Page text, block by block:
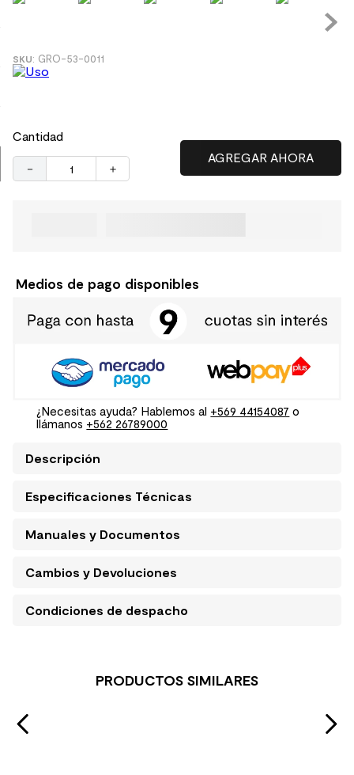
: GRO-53-0011
Cantidad
＋
－
Medios de pago disponibles
¿Necesitas ayuda? Hablemos al +569 44154087 o
llámanos +562 26789000
Descripción
Especificaciones Técnicas
Manuales y Documentos
Cambios y Devoluciones
Condiciones de despacho
PRODUCTOS SIMILARES